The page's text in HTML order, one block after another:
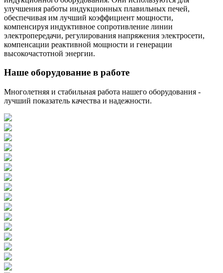
улучшения работы индукционных плавильных печей,
обеспечивая им лучший коэффициент мощности,
компенсируя индуктивное сопротивление линии
электропередачи, регулирования напряжения электросети,
компенсации реактивной мощности и генерации
высокочастотной энергии.
Наше оборудование в работе
Многолетняя и стабильная работа нашего оборудования -
лучший показатель качества и надежности.